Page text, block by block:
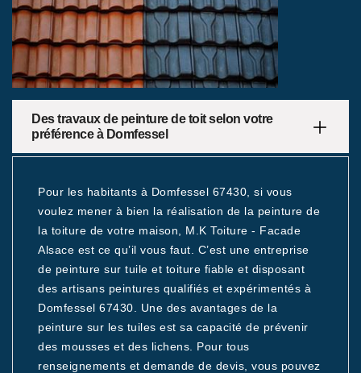
Des travaux de peinture de toit selon votre
préférence à Domfessel
Pour les habitants à Domfessel 67430, si vous
voulez mener à bien la réalisation de la peinture de
la toiture de votre maison, M.K Toiture - Facade
Alsace est ce qu’il vous faut. C’est une entreprise
de peinture sur tuile et toiture fiable et disposant
des artisans peintures qualifiés et expérimentés à
Domfessel 67430. Une des avantages de la
peinture sur les tuiles est sa capacité de prévenir
des mousses et des lichens. Pour tous
renseignements et demande de devis, vous pouvez